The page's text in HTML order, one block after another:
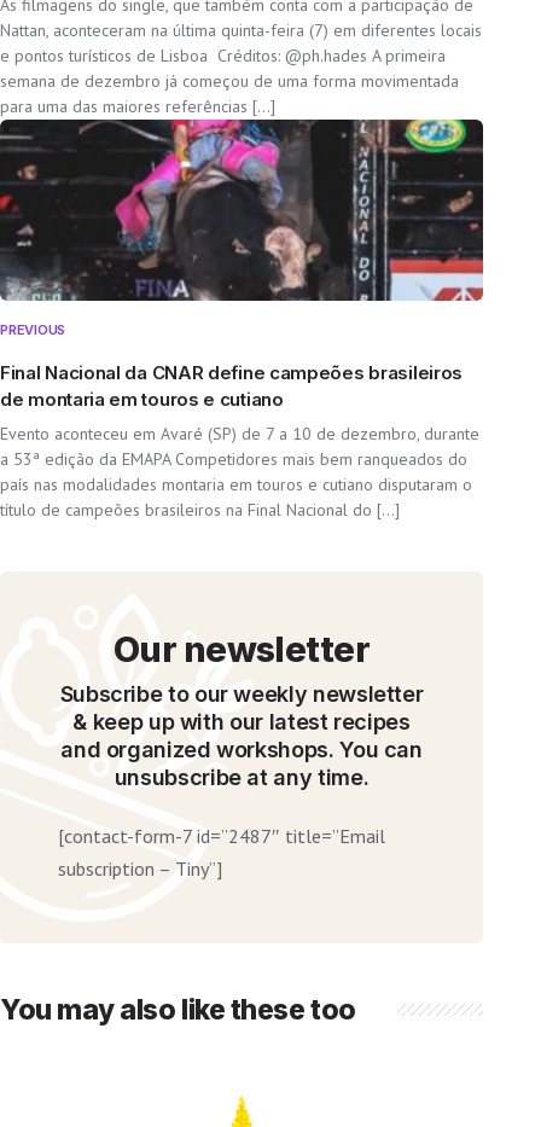
As filmagens do single, que também conta com a participação de
Nattan, aconteceram na última quinta-feira (7) em diferentes locais
e pontos turísticos de Lisboa Créditos: @ph.hades A primeira
semana de dezembro já começou de uma forma movimentada
para uma das maiores referências […]
PREVIOUS
Final Nacional da CNAR define campeões brasileiros
de montaria em touros e cutiano
Evento aconteceu em Avaré (SP) de 7 a 10 de dezembro, durante
a 53ª edição da EMAPA Competidores mais bem ranqueados do
país nas modalidades montaria em touros e cutiano disputaram o
título de campeões brasileiros na Final Nacional do […]
Our newsletter
Subscribe to our weekly newsletter
& keep up with our latest recipes
and organized workshops. You can
unsubscribe at any time.
[contact-form-7 id=”2487″ title=”Email
subscription – Tiny”]
You may also like these too